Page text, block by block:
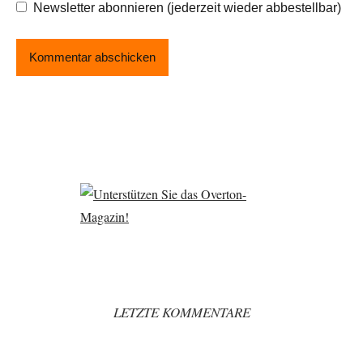
Newsletter abonnieren (jederzeit wieder abbestellbar)
LETZTE KOMMENTARE